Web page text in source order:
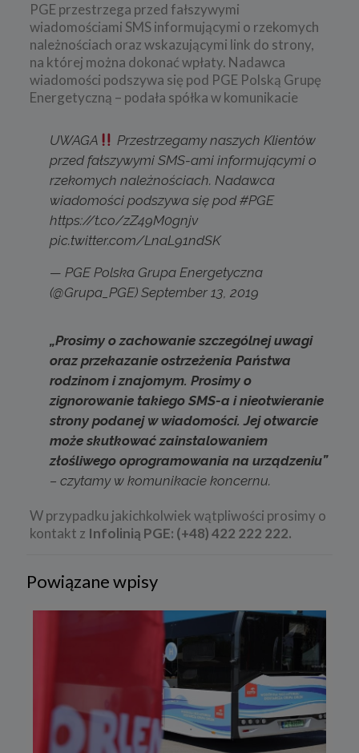
PGE przestrzega przed fałszywymi
wiadomościami SMS informującymi o rzekomych
należnościach oraz wskazującymi link do strony,
na której można dokonać wpłaty. Nadawca
wiadomości podszywa się pod PGE Polską Grupę
Energetyczną – podała spółka w komunikacie
UWAGA
Przestrzegamy naszych Klientów
przed fałszywymi SMS-ami informującymi o
rzekomych należnościach. Nadawca
wiadomości podszywa się pod#PGE
https://t.co/zZ49M0gnjv
pic.twitter.com/LnaL91ndSK
— PGE Polska Grupa Energetyczna
(@Grupa_PGE) September 13, 2019
„Prosimy o zachowanie szczególnej uwagi
oraz przekazanie ostrzeżenia Państwa
rodzinom i znajomym. Prosimy o
zignorowanie takiego SMS-a i nieotwieranie
strony podanej w wiadomości. Jej otwarcie
może skutkować zainstalowaniem
złośliwego oprogramowania na urządzeniu”
– czytamy w komunikacie koncernu.
W przypadku jakichkolwiek wątpliwości prosimy o
kontakt z Infolinią PGE: (+48) 422 222 222.
Powiązane wpisy